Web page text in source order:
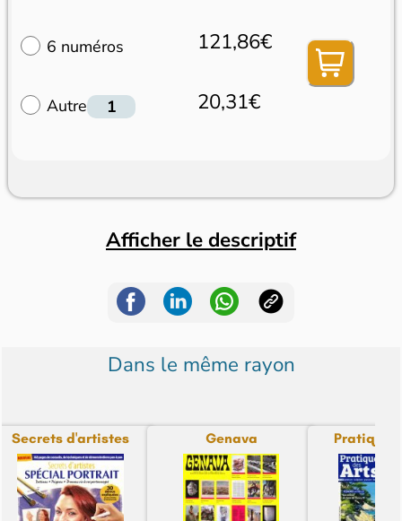
6 numéros 121,86€
Autre 20,31€
Afficher le descriptif
Dans le même rayon
Secrets d'artistes Genava Pratique